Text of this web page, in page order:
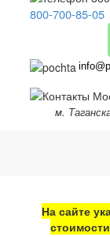
800-700-85-05
м.
На сайте